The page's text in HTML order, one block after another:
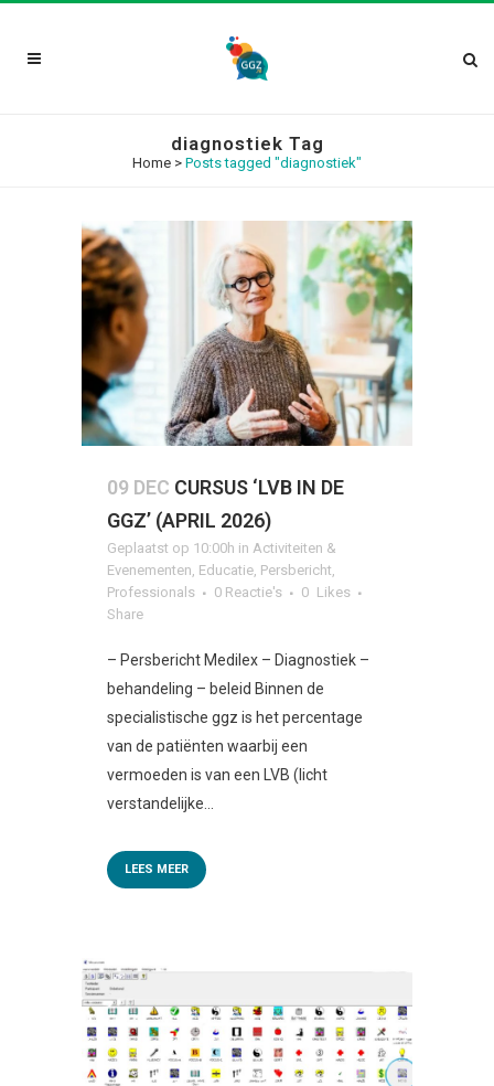
diagnostiek Tag
Home > Posts tagged "diagnostiek"
09 DEC CURSUS ‘LVB IN DE
GGZ’ (APRIL 2026)
Geplaatst op 10:00h in Activiteiten &
Evenementen, Educatie, Persbericht,
Professionals
0 Reactie's 0 Likes
Share
– Persbericht Medilex – Diagnostiek –
behandeling – beleid Binnen de
specialistische ggz is het percentage
van de patiënten waarbij een
vermoeden is van een LVB (licht
verstandelijke...
LEES MEER